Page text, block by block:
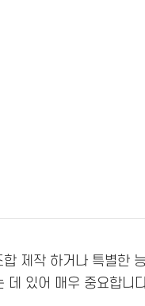
제작 하거나 특별한
데 있어 매우 중요합니